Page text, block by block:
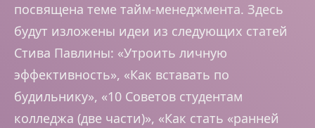
посвящена теме тайм-менеджмента. Здесь
будут изложены идеи из следующих статей
Стива Павлины: «Утроить личную
эффективность», «Как вставать по
будильнику», «10 Советов студентам
колледжа (две части)», «Как стать «ранней